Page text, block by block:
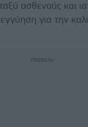
ασθενούς και
για την